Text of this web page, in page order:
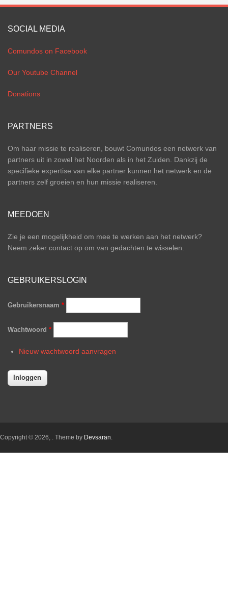
SOCIAL MEDIA
Comundos on Facebook
Our Youtube Channel
Donations
PARTNERS
Om haar missie te realiseren, bouwt Comundos een netwerk van
partners uit in zowel het Noorden als in het Zuiden. Dankzij de
specifieke expertise van elke partner kunnen het netwerk en de
partners zelf groeien en hun missie realiseren.
MEEDOEN
Zie je een mogelijkheid om mee te werken aan het netwerk?
Neem zeker contact op om van gedachten te wisselen.
GEBRUIKERSLOGIN
Gebruikersnaam *
Wachtwoord *
Nieuw wachtwoord aanvragen
Copyright © 2026, . Theme by Devsaran.